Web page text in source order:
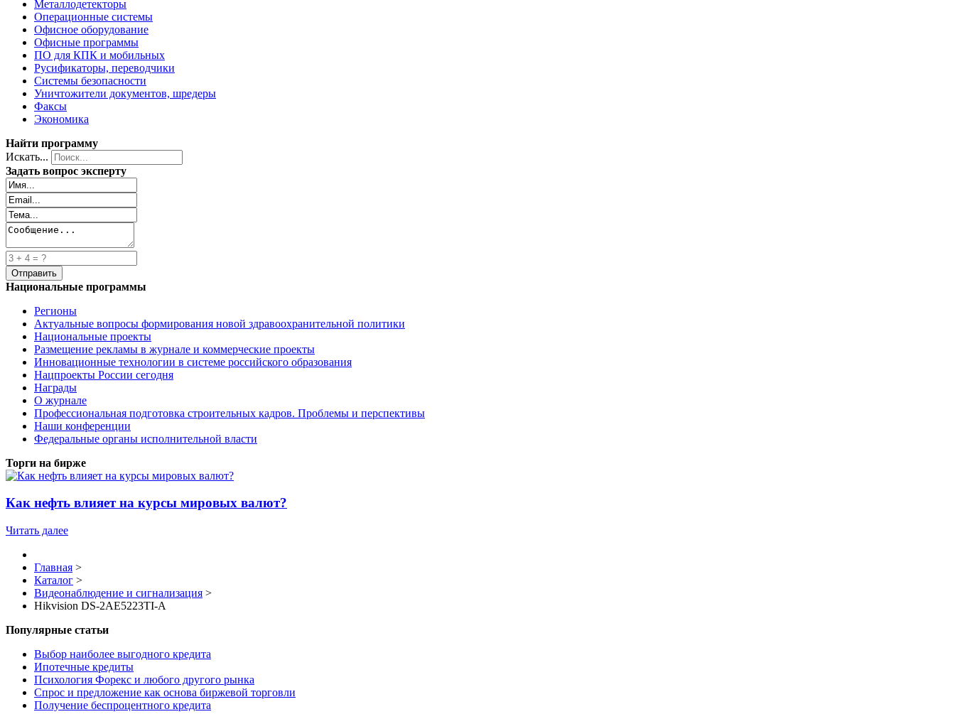
Металлодетекторы
Операционные системы
Офисное оборудование
Офисные программы
ПО для КПК и мобильных
Русификаторы, переводчики
Системы безопасности
Уничтожители документов, шредеры
Факсы
Экономика
Найти программу
Искать...
Задать вопрос эксперту
Национальные программы
Регионы
Актуальные вопросы формирования новой здравоохранительной политики
Национальные проекты
Размещение рекламы в журнале и коммерческие проекты
Инновационные технологии в системе российского образования
Нацпроекты России сегодня
Награды
О журнале
Профессиональная подготовка строительных кадров. Проблемы и перспективы
Наши конференции
Федеральные органы исполнительной власти
Торги на бирже
Как нефть влияет на курсы мировых валют?
Читать далее
Главная >
Каталог >
Видеонаблюдение и сигнализация >
Hikvision DS-2AE5223TI-A
Популярные статьи
Выбор наиболее выгодного кредита
Ипотечные кредиты
Психология Форекс и любого другого рынка
Спрос и предложение как основа биржевой торговли
Получение беспроцентного кредита